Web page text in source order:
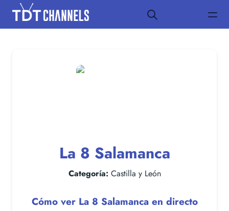
La 8 Salamanca
Categoría: Castilla y León
Cómo ver La 8 Salamanca en directo